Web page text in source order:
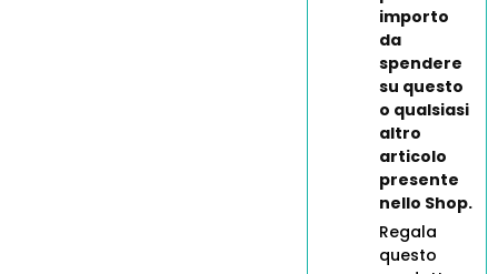
importo
da
spendere
su questo
o qualsiasi
altro
articolo
presente
nello Shop.
Regala
questo